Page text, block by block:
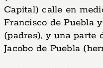
Capital) calle en
Francisco de Puebla
(padres), y una parte
Jacobo de Puebla